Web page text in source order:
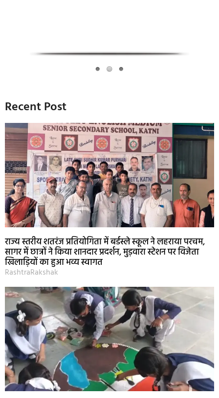
Recent Post
राज्य स्तरीय शतरंज प्रतियोगिता में बर्डस्ले स्कूल ने लहराया परचम,
सागर में छात्रों ने किया शानदार प्रदर्शन, मुड़वारा स्टेशन पर विजेता
खिलाड़ियों का हुआ भव्य स्वागत
RashtraRakshak